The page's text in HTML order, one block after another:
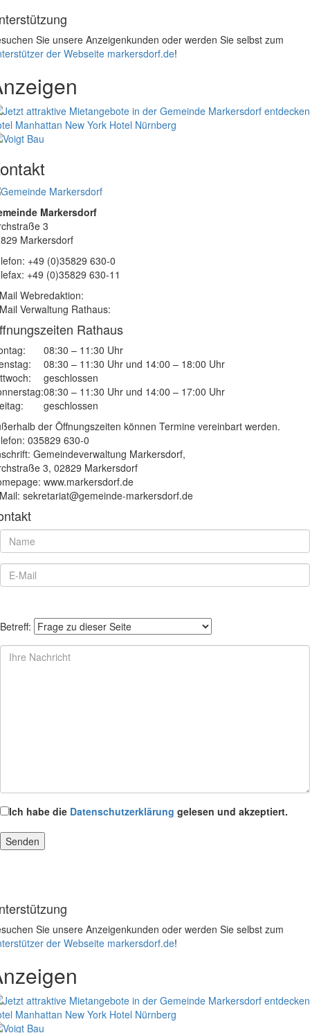
Sie unsere Anzeigenkunden oder werden Sie selbst zum
der Webseite markersdorf.de!
Manhattan New York Hotel Nürnberg
Markersdorf
3
Markersdorf
+49 (0)35829 630-0
+49 (0)35829 630-11
Webredaktion:
Verwaltung Rathaus:
Rathaus
08:30 – 11:30 Uhr
08:30 – 11:30 Uhr und 14:00 – 18:00 Uhr
geschlossen
08:30 – 11:30 Uhr und 14:00 – 17:00 Uhr
geschlossen
der Öffnungszeiten können Termine vereinbart werden.
035829 630-0
Gemeindeverwaltung Markersdorf,
3, 02829 Markersdorf
www.markersdorf.de
sekretariat@gemeinde-markersdorf.de
Betreff:
Ich habe die Datenschutzerklärung gelesen und akzeptiert.
Sie unsere Anzeigenkunden oder werden Sie selbst zum
der Webseite markersdorf.de!
Manhattan New York Hotel Nürnberg